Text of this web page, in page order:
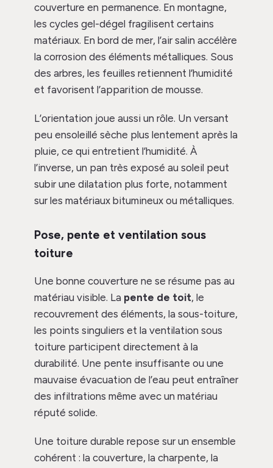
couverture en permanence. En montagne,
les cycles gel-dégel fragilisent certains
matériaux. En bord de mer, l’air salin accélère
la corrosion des éléments métalliques. Sous
des arbres, les feuilles retiennent l’humidité
et favorisent l’apparition de mousse.
L’orientation joue aussi un rôle. Un versant
peu ensoleillé sèche plus lentement après la
pluie, ce qui entretient l’humidité. À
l’inverse, un pan très exposé au soleil peut
subir une dilatation plus forte, notamment
sur les matériaux bitumineux ou métalliques.
Pose, pente et ventilation sous
toiture
Une bonne couverture ne se résume pas au
matériau visible. La pente de toit, le
recouvrement des éléments, la sous-toiture,
les points singuliers et la ventilation sous
toiture participent directement à la
durabilité. Une pente insuffisante ou une
mauvaise évacuation de l’eau peut entraîner
des infiltrations même avec un matériau
réputé solide.
Une toiture durable repose sur un ensemble
cohérent : la couverture, la charpente, la